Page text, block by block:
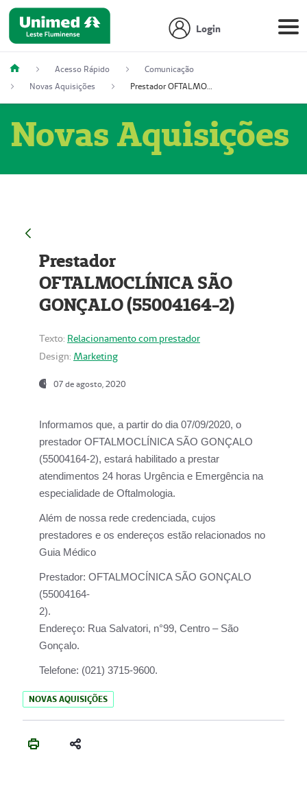
Login
Acesso Rápido
Comunicação
Novas Aquisições
Prestador OFTALMOCLÍNICA SÃO GONÇALO (55004164-2)
Novas Aquisições
Prestador
OFTALMOCLÍNICA SÃO
GONÇALO (55004164-2)
Texto: Relacionamento com prestador
Design: Marketing
07 de agosto, 2020
Informamos que, a partir do dia07/09/2020, o
prestador OFTALMOCLÍNICA SÃO GONÇALO
(55004164-2), estará habilitado a prestar
atendimentos 24 horas Urgência e Emergência na
especialidade de Oftalmologia.
Além de nossa rede credenciada, cujos
prestadores e os endereços estão relacionados no
Guia Médico
Prestador: OFTALMOCÍNICA SÃO GONÇALO
(55004164-
2).
Endereço: Rua Salvatori, n°99, Centro – São
Gonçalo.
Telefone: (021) 3715-9600.
NOVAS AQUISIÇÕES